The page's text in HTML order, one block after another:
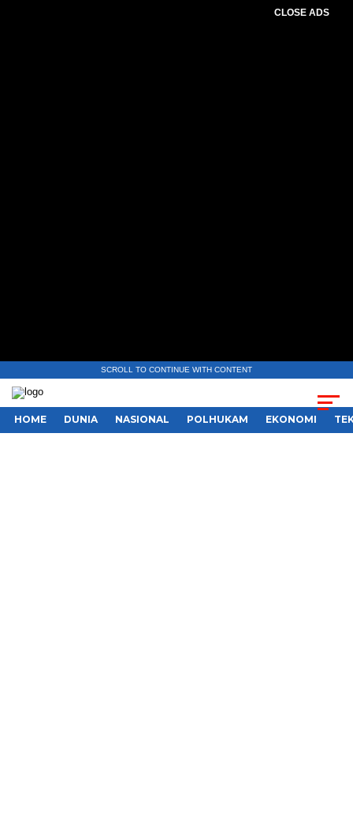
CLOSE ADS
SCROLL TO CONTINUE WITH CONTENT
HOME DUNIA NASIONAL POLHUKAM EKONOMI